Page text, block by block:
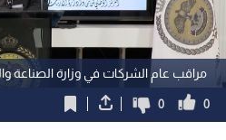
مراقب عام الشركات في وزارة الصناعة
0
0